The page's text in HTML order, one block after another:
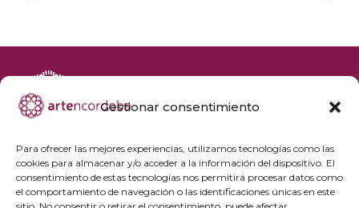
Gestionar consentimiento
Para ofrecer las mejores experiencias, utilizamos tecnologías como las
cookies para almacenar y/o acceder a la información del dispositivo. El
consentimiento de estas tecnologías nos permitirá procesar datos como
el comportamiento de navegación o las identificaciones únicas en este
Agenda cultural
Preguntas frecuentes